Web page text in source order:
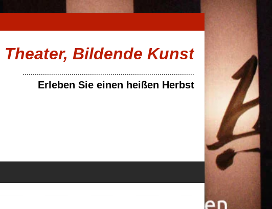
Bildende Kunst
....................................................................................
Erleben Sie einen heißen Herbst